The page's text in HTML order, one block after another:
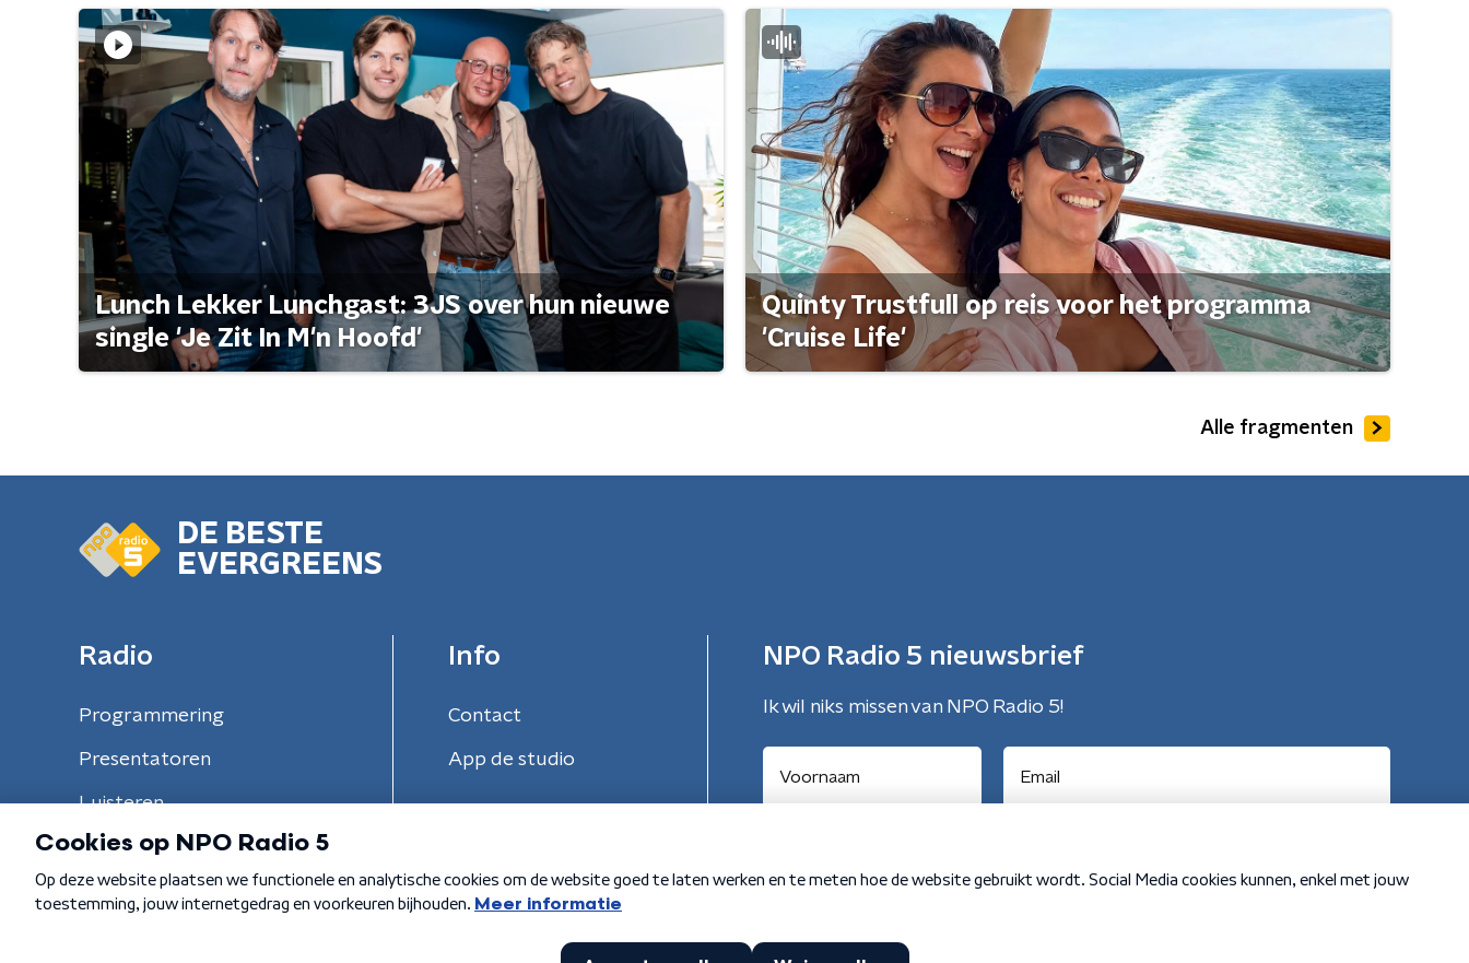
Lunch Lekker Lunchgast: 3JS over hun nieuwe
single 'Je Zit In M'n Hoofd'
Quinty Trustfull op reis voor het programma
'Cruise Life'
Alle fragmenten
DE BESTE
EVERGREENS
Radio
Programmering
Presentatoren
Luisteren
Info
Contact
App de studio
NPO Radio 5 nieuwsbrief
Ik wil niks missen van NPO Radio 5!
Algemene voorwaarden Privacybeleid